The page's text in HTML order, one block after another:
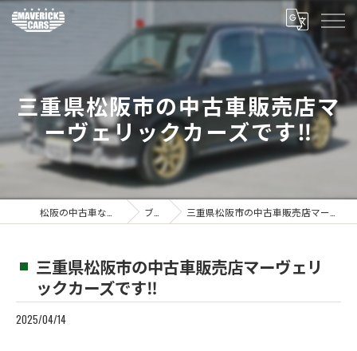
三重県松阪市の中古車販売店マ
ーヴェリックカーズです‼️
ブログ 三重県松阪市の中古車販売店マーヴェリックカーズです‼️
三重県松阪市の中古車販売店マーヴェリ
ックカーズです‼️
2025/04/14